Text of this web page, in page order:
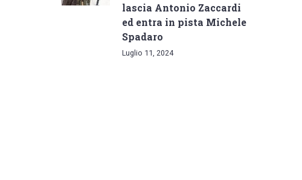
lascia Antonio Zaccardi
ed entra in pista Michele
Spadaro
Luglio 11, 2024